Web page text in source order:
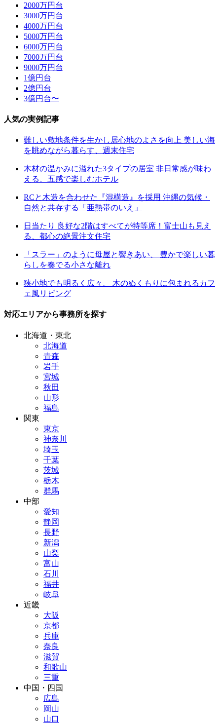
2000万円台
3000万円台
4000万円台
5000万円台
6000万円台
7000万円台
9000万円台
1億円台
2億円台
3億円台〜
人気の実例記事
難しい敷地条件を生かし居心地のよさを向上 美しい海
を眺めながら暮らす、週末住宅
木材の温かみに溢れた3タイプの居室 非日常感が味わ
える、五感で楽しむホテル
RCと木造を合わせた『混構造』を採用 沖縄の気候・
自然と共存する「亜熱帯のいえ」
日当たり 良好な2階はすべてが特等席！富士山も見え
る、都心の絶景注文住宅
「スラー」のように母屋と響きあい、 豊かで楽しい暮
らしを奏でる小さな離れ
狭小地でも明るく広々。 木のぬくもりに包まれるカフ
ェ風リビング
対応エリアから事務所を探す
北海道・東北
北海道
青森
岩手
宮城
秋田
山形
福島
関東
東京
神奈川
埼玉
千葉
茨城
栃木
群馬
中部
愛知
静岡
長野
新潟
山梨
富山
石川
福井
岐阜
近畿
大阪
京都
兵庫
奈良
滋賀
和歌山
三重
中国・四国
広島
岡山
山口